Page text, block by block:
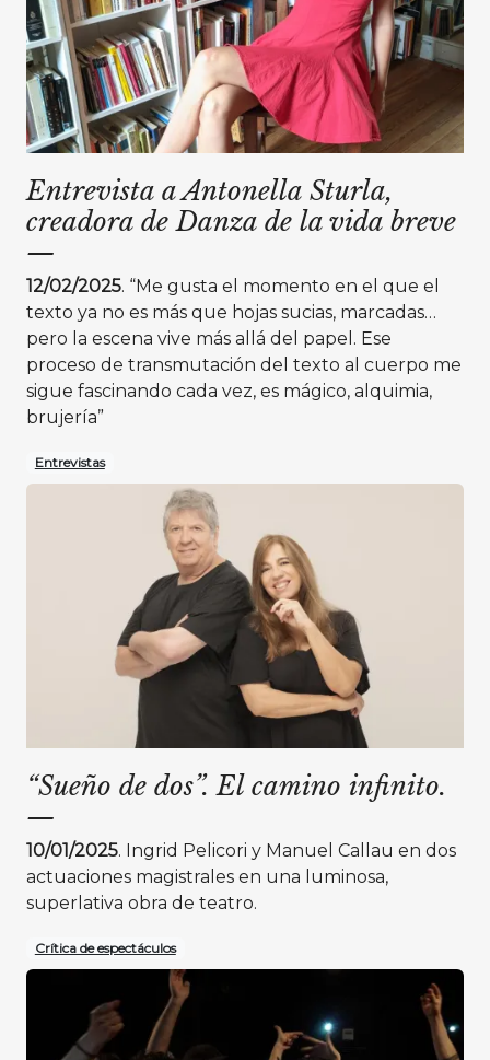
Entrevista a Antonella Sturla,
creadora de Danza de la vida breve
—
12/02/2025. “Me gusta el momento en el que el
texto ya no es más que hojas sucias, marcadas…
pero la escena vive más allá del papel. Ese
proceso de transmutación del texto al cuerpo me
sigue fascinando cada vez, es mágico, alquimia,
brujería”
Entrevistas
“Sueño de dos”. El camino infinito.
—
10/01/2025. Ingrid Pelicori y Manuel Callau en dos
actuaciones magistrales en una luminosa,
superlativa obra de teatro.
Crítica de espectáculos